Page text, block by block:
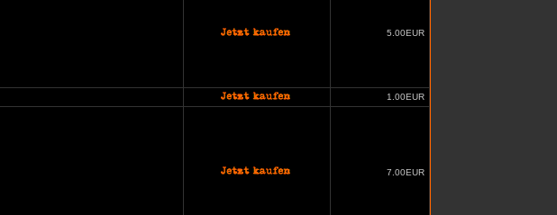
5.00EUR
1.00EUR
7.00EUR